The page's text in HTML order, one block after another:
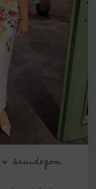
bruidegom